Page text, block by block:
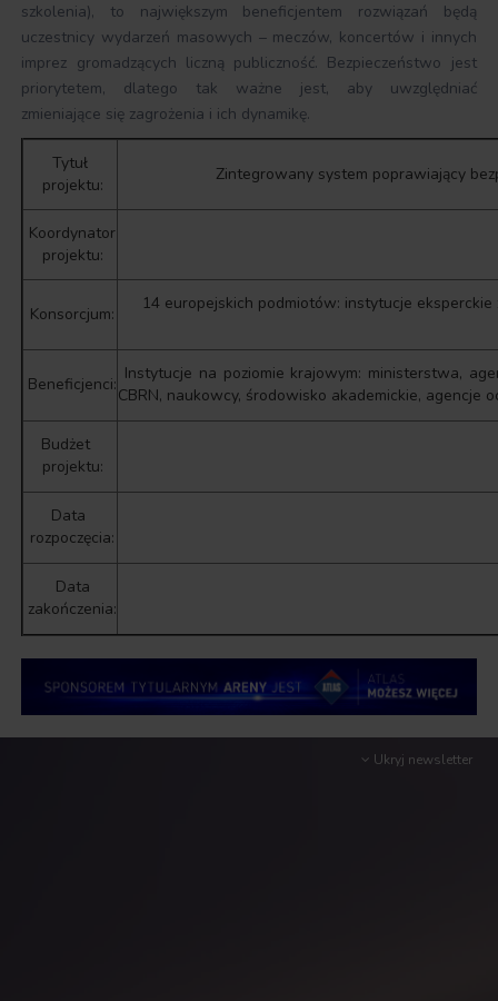
szkolenia), to największym beneficjentem rozwiązań będą
uczestnicy wydarzeń masowych – meczów, koncertów i innych
imprez gromadzących liczną publiczność. Bezpieczeństwo jest
priorytetem, dlatego tak ważne jest, aby uwzględniać
zmieniające się zagrożenia i ich dynamikę.
Tytuł
projektu:
Zintegrowany system poprawiający
Koordynator
projektu:
Konsorcjum:
14 europejskich podmiotów: instytucje
Beneficjenci:
Instytucje na poziomie krajowym: ministerstwa,
CBRN, naukowcy, środowisko akademickie,
Budżet
projektu:
Data
rozpoczęcia:
Data
zakończenia:
Ukryj newsletter